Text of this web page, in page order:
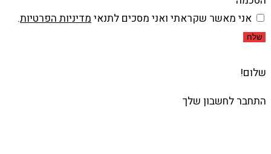
אני מאשר שקראתי ואני מסכים לתנאימדיניות הפרטיות.
שלח
שלום!
התחבר לחשבון שלך